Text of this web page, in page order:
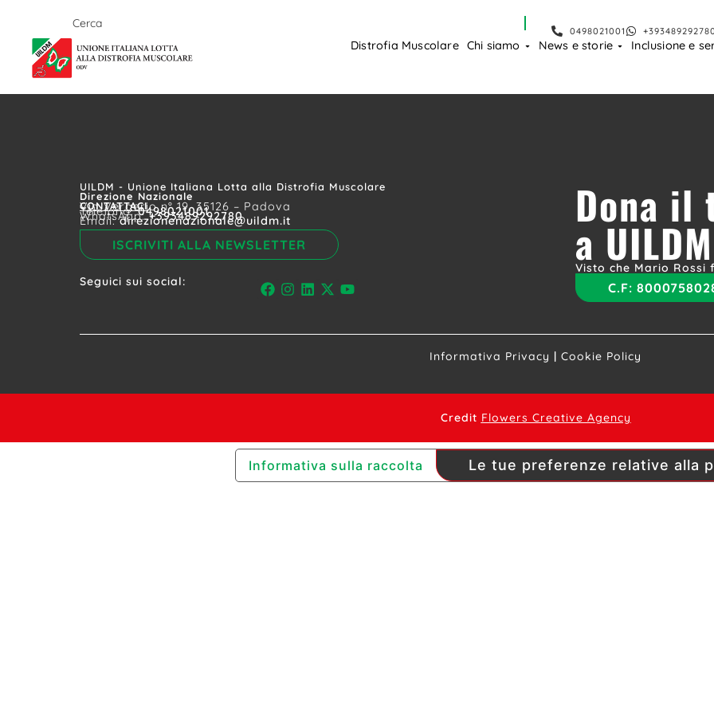
0498021001
Distrofia Muscolare Chi siamo News e storie Inclusione e
UILDM - Unione Italiana Lotta alla Distrofia Muscolare
Direzione Nazionale
CONTATTACI
Via Vergerio n° 19, 35126 – Padova
Telefono:0498021001
WhatsApp:+393489292780
Email:direzionenazionale@uildm.it
ISCRIVITI ALLA NEWSLETTER
Seguici sui social:
Dona il
a UILDM
Visto che Mario
C.F:
Informativa Privacy | Cookie Policy
Credit Flowers Creative Agency
Informativa sulla raccolta Le tue preferenze relative alla